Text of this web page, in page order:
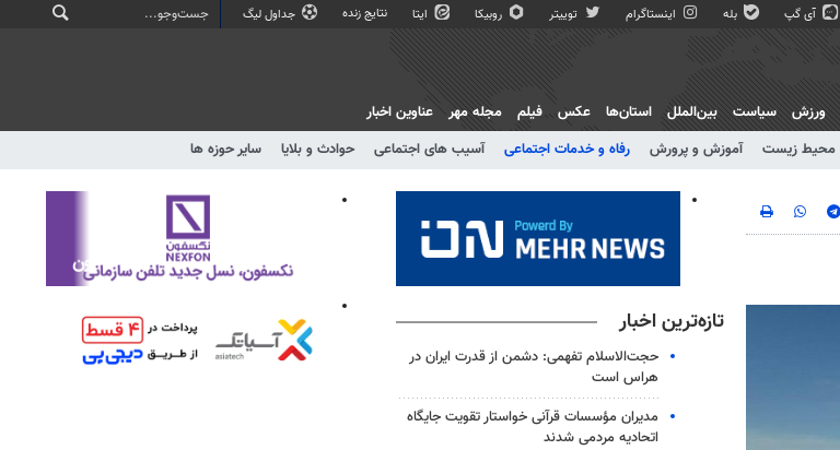
آی گپ بله اینستاگرام توییتر روبیکا ایتا نتایج زنده جداول لیگ
محیط زیست آموزش و پرورش رفاه و خدمات اجتماعی آسیب های اجتماعی حوادث و بلایا سایر حوزه ها
ورزش سیاست بین‌الملل استان‌ها عکس فیلم مجله مهر عناوین اخبار
تازه‌ترین اخبار
حجت‌الاسلام تفهمی: دشمن از قدرت ایران در
هراس است
مدیران مؤسسات قرآنی خواستار تقویت جایگاه
اتحادیه‌ مردمی شدند